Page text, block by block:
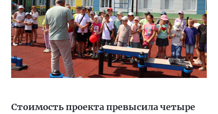
Стоимость проекта превысила четыре